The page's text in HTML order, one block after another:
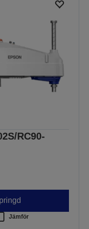
RC90-
Jämför